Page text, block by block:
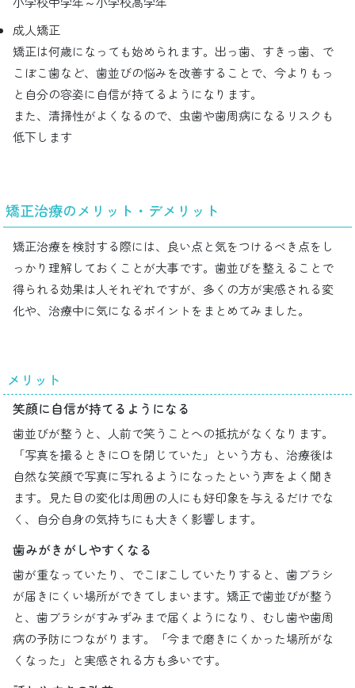
成人矯正
矯正は何歳になっても始められます。出っ歯、すきっ歯、で
こぼこ歯など、歯並びの悩みを改善することで、今よりもっ
と自分の容姿に自信が持てるようになります。
また、清掃性がよくなるので、虫歯や歯周病になるリスクも
低下します
矯正治療のメリット・デメリット
矯正治療を検討する際には、良い点と気をつけるべき点をし
っかり理解しておくことが大事です。歯並びを整えることで
得られる効果は人それぞれですが、多くの方が実感される変
化や、治療中に気になるポイントをまとめてみました。
メリット
笑顔に自信が持てるようになる
歯並びが整うと、人前で笑うことへの抵抗がなくなります。
「写真を撮るときに口を閉じていた」という方も、治療後は
自然な笑顔で写真に写れるようになったという声をよく聞き
ます。見た目の変化は周囲の人にも好印象を与えるだけでな
く、自分自身の気持ちにも大きく影響します。
歯みがきがしやすくなる
歯が重なっていたり、でこぼこしていたりすると、歯ブラシ
が届きにくい場所ができてしまいます。矯正で歯並びが整う
と、歯ブラシがすみずみまで届くようになり、むし歯や歯周
病の予防につながります。「今まで磨きにくかった場所がな
くなった」と実感される方も多いです。